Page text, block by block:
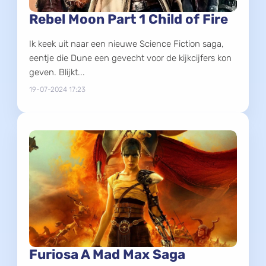
Rebel Moon Part 1 Child of Fire
Ik keek uit naar een nieuwe Science Fiction saga,
eentje die Dune een gevecht voor de kijkcijfers kon
geven. Blijkt...
19-07-2024 17:23
Furiosa A Mad Max Saga